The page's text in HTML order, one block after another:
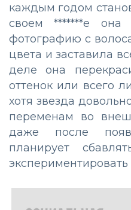
каждым годом
своем *******е она
фотографию с
цвета и заставила
деле она
оттенок или всего
хотя звезда
переменам во
даже после
планирует